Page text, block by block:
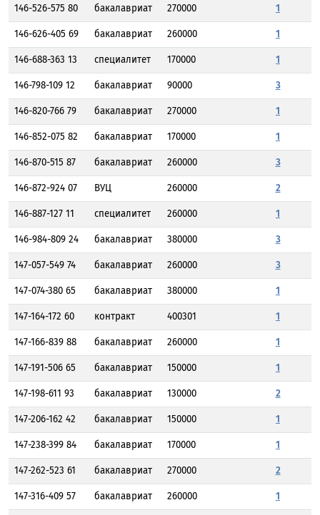
146-526-575 80 бакалавриат 270000 1
146-626-405 69 бакалавриат 260000 1
146-688-363 13 специалитет 170000 1
146-798-109 12 бакалавриат 90000 3
146-820-766 79 бакалавриат 270000 1
146-852-075 82 бакалавриат 170000 1
146-870-515 87 бакалавриат 260000 3
146-872-924 07 ВУЦ 260000 2
146-887-127 11 специалитет 260000 1
146-984-809 24 бакалавриат 380000 3
147-057-549 74 бакалавриат 260000 3
147-074-380 65 бакалавриат 380000 1
147-164-172 60 контракт 400301 1
147-166-839 88 бакалавриат 260000 1
147-191-506 65 бакалавриат 150000 1
147-198-611 93 бакалавриат 130000 2
147-206-162 42 бакалавриат 150000 1
147-238-399 84 бакалавриат 170000 1
147-262-523 61 бакалавриат 270000 2
147-316-409 57 бакалавриат 260000 1